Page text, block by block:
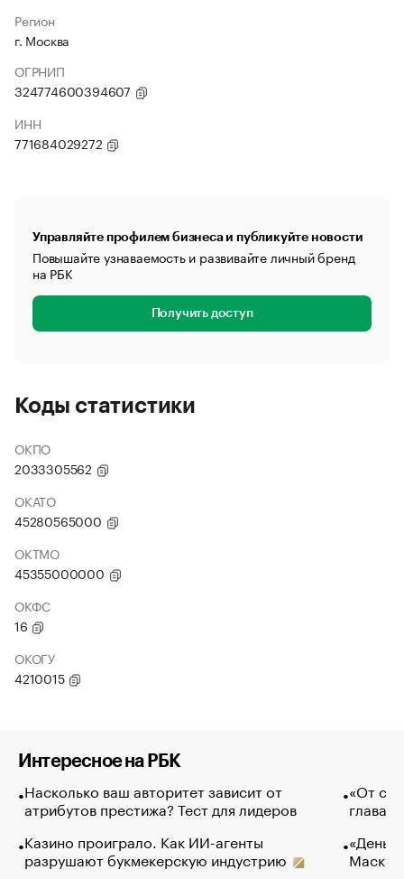
Регион
г. Москва
ОГРНИП
324774600394607
ИНН
771684029272
Управляйте профилем бизнеса и публикуйте новости
Повышайте узнаваемость и развивайте личный бренд
на РБК
Получить доступ
Коды статистики
ОКПО
2033305562
ОКАТО
45280565000
ОКТМО
45355000000
ОКФС
16
ОКОГУ
4210015
Интересное на РБК
Насколько ваш авторитет зависит от
атрибутов престижа? Тест для лидеров
Казино проиграло. Как ИИ-агенты
разрушают букмекерскую индустрию
«От
глава
Маск в